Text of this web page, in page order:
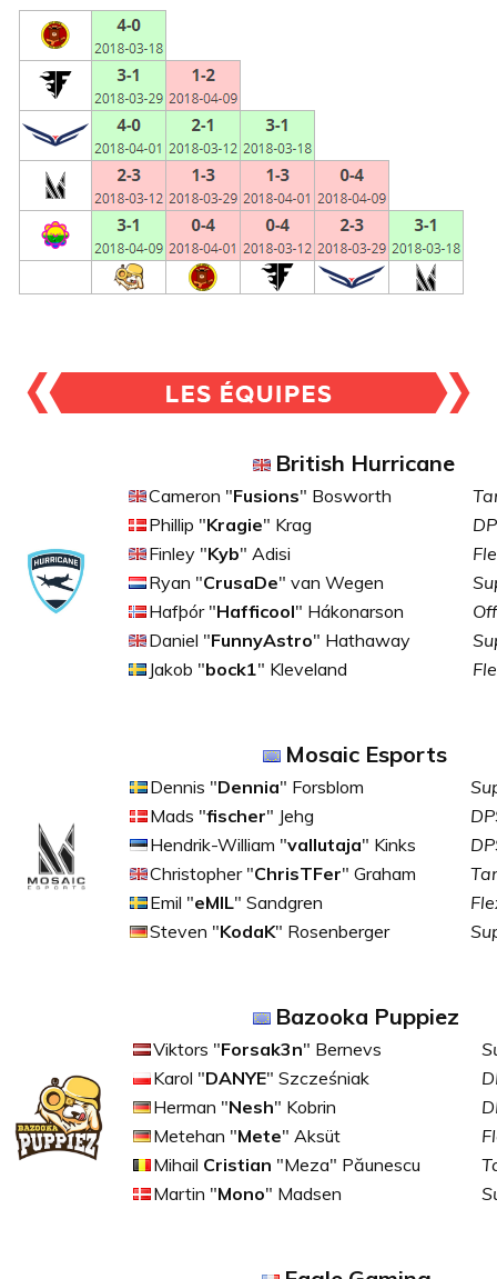
British Hurricane
Cameron "Fusions" Bosworth
Phillip "Kragie" Krag
Finley "Kyb" Adisi
Ryan "CrusaDe" van Wegen
Hafþór "Hafficool" Hákonarson
Daniel "FunnyAstro" Hathaway
Jakob "bock1" Kleveland
Mosaic Esports
Dennis "Dennia" Forsblom
Mads "fischer" Jehg
Hendrik-William "vallutaja" Kinks
Christopher "ChrisTFer" Graham
Emil "eMIL" Sandgren
Steven "KodaK" Rosenberger
Bazooka Puppiez
Viktors "Forsak3n" Bernevs
Karol "DANYE" Szcześniak
Herman "Nesh" Kobrin
Metehan "Mete" Aksüt
Mihail Cristian "Meza" Păunescu
Martin "Mono" Madsen